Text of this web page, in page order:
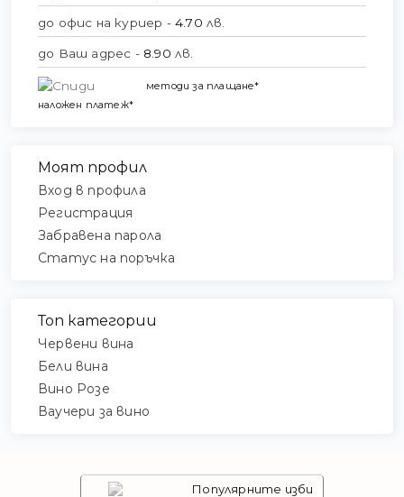
до офис на куриер - 4.70 лв.
до Ваш адрес - 8.90 лв.
наложен платеж*
методи за плащане*
Моят профил
Вход в профила
Регистрация
Забравена парола
Статус на поръчка
Топ категории
Червени вина
Бели вина
Вино Розе
Ваучери за вино
Популярните изби